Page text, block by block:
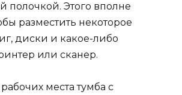
полочкой. Этого вполне
разместить некоторое
диски и какое-либо
или сканер.
места тумба с